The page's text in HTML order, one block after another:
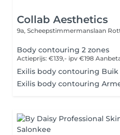
Collab Aesthetics
9a, Scheepstimmermanslaan
Body contouring 2 zones
Exilis body contouring Buik
Exilis body contouring